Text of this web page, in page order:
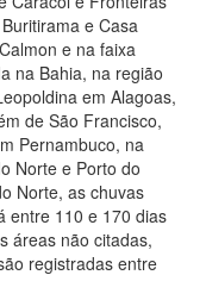
e Casa
e na faixa
na Bahia, na região
em Alagoas,
de São Francisco,
Pernambuco, na
Norte e Porto do
Norte, as chuvas
entre 110 e 170 dias
áreas não citadas,
registradas entre